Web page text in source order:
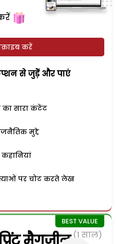
करें
से जुड़ेें और पाएं
सारा कंटेंट
मुद्दे
कहानियां
पर चोट करते लेख
(1 साल)